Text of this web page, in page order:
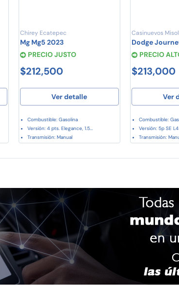
Chirey Ecatepec
Mg Mg5 2023
PRECIO JUSTO
$212,500
Ver detalle
Combustible: Gasolina
Versión: 4 pts. Elegance, 1.5...
Transmisión: Manual
Casinuevos Misol
Dodge
PRECIO
$213,000
Ver
Combustible:
Versión: 5p SE
Transmisión: